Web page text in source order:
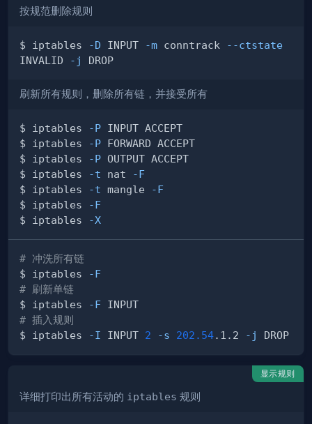
按规范删除规则
$ iptables -D INPUT -m conntrack
--ctstate
INVALID
-j
刷新所有规则，删除所有链，并接受所有
$ iptables -P
$ iptables
-P
$ iptables
-P
$ iptables
-t nat
-F
$ iptables
-t mangle
-F
$ iptables
-F
$ iptables
-X
# 冲洗所有链
$ iptables
-F
# 刷新单链
$ iptables
-F
# 插入规则
$ iptables
-I INPUT 2 -s 202.54.1.2 -j
显示规则
详细打印出所有活动的 iptables 规则